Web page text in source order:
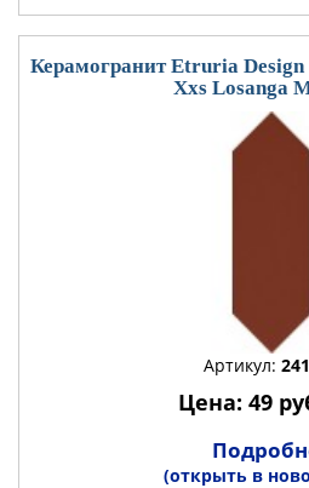
Керамогранит Etruria
Xxs Losanga
Артикул:
Цена: 49
(открыть в